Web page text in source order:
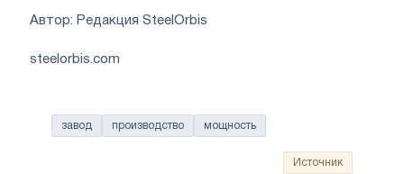
Автор: Редакция SteelOrbis
steelorbis.com
завод производство мощность
Источник